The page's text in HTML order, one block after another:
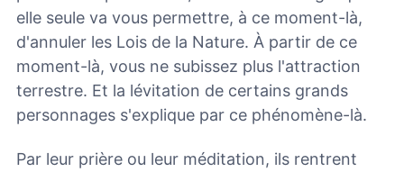
elle seule va vous permettre, à ce moment-là,
d'annuler les Lois de la Nature. À partir de ce
moment-là, vous ne subissez plus l'attraction
terrestre. Et la lévitation de certains grands
personnages s'explique par ce phénomène-là.
Par leur prière ou leur méditation, ils rentrent